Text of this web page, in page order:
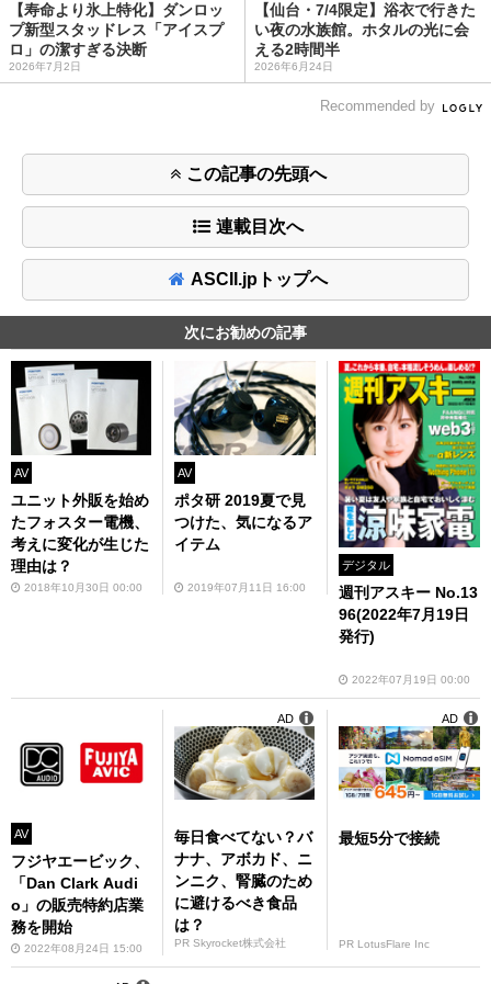
【寿命より氷上特化】ダンロッ
プ新型スタッドレス「アイスプ
ロ」の潔すぎる決断
2026年7月2日
【仙台・7/4限定】浴衣で行きた
い夜の水族館。ホタルの光に会
える2時間半
2026年6月24日
Recommended by
この記事の先頭へ
連載目次へ
ASCII.jpトップへ
次にお勧めの記事
AV
ユニット外販を始め
たフォスター電機、
考えに変化が生じた
理由は？
2018年10月30日 00:00
AV
ポタ研 2019夏で見
つけた、気になるア
イテム
2019年07月11日 16:00
デジタル
週刊アスキー No.13
96(2022年7月19日
発行)
2022年07月19日 00:00
AV
フジヤエービック、
「Dan Clark Audi
o」の販売特約店業
務を開始
2022年08月24日 15:00
毎日食べてない？バ
ナナ、アボカド、ニ
ンニク、腎臓のため
に避けるべき食品
は？
PR Skyrocket株式会社
AD
最短5分で接続
PR LotusFlare Inc
AD